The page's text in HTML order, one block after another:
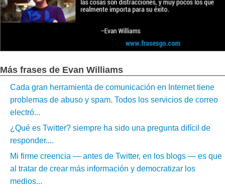
Más frases de Evan Williams
Cada gran herramienta de comunicación en Internet tiene
problemas de abuso y spam. Todos los servicios de correo
electró...
¿Qué es Twitter? siempre ha sido una pregunta difícil de
responder....
Mi firme creencia — antes de Twitter, en los blogs — es que
al tratar de crear más información y democratizar los
medios...